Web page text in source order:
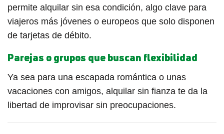
permite alquilar sin esa condición, algo clave para
viajeros más jóvenes o europeos que solo disponen
de tarjetas de débito.
Parejas o grupos que buscan flexibilidad
Ya sea para una escapada romántica o unas
vacaciones con amigos, alquilar sin fianza te da la
libertad de improvisar sin preocupaciones.